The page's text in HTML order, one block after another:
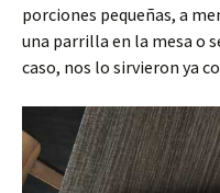
porciones pequeñas, a
una parrilla en la mesa o
caso, nos lo sirvieron ya